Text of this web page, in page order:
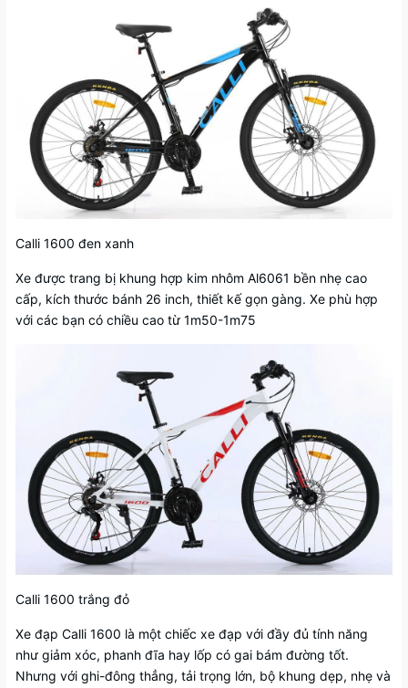
Calli 1600 đen xanh
Xe được trang bị khung hợp kim nhôm Al6061 bền nhẹ cao
cấp, kích thước bánh 26 inch, thiết kế gọn gàng. Xe phù hợp
với các bạn có chiều cao từ 1m50-1m75
Calli 1600 trắng đỏ
Xe đạp Calli 1600 là một chiếc xe đạp với đầy đủ tính năng
như giảm xóc, phanh đĩa hay lốp có gai bám đường tốt.
Nhưng với ghi-đông thẳng, tải trọng lớn, bộ khung dẹp, nhẹ và